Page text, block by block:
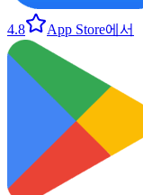
4.8 App Store에서